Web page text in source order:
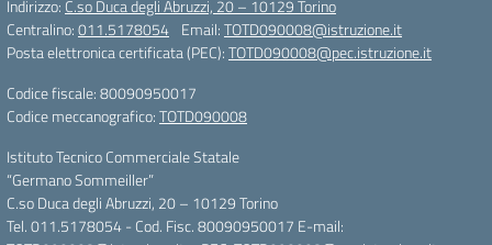
Indirizzo: C.so Duca degli Abruzzi, 20 – 10129 Torino
Centralino:011.5178054 Email:TOTD090008@istruzione.it
Posta elettronica certificata (PEC):TOTD090008@pec.istruzione.it
Codice fiscale: 80090950017
Codice meccanografico:TOTD090008
Istituto Tecnico Commerciale Statale
“Germano Sommeiller”
C.so Duca degli Abruzzi, 20 – 10129 Torino
Tel. 011.5178054 - Cod. Fisc. 80090950017 E-mail: